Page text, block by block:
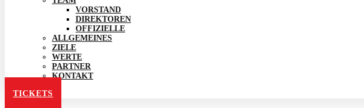
VORSTAND
DIREKTOREN
OFFIZIELLE
ALLGEMEINES
ZIELE
WERTE
PARTNER
KONTAKT
TICKETS